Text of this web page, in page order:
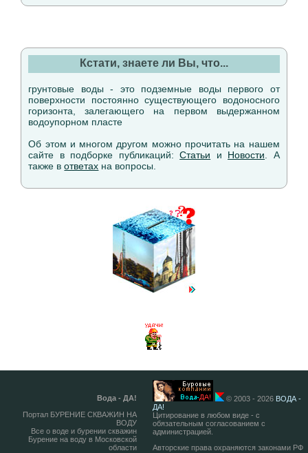
Кстати, знаете ли Вы, что...
грунтовые воды - это подземные воды первого от
поверхности постоянно существующего водоносного
горизонта, залегающего на первом выдержанном
водоупорном пласте
Об этом и многом другом можно прочитать на нашем
сайте в подборке публикаций:Статьи и Новости . А
также вответах на вопросы.
Вода - ДА!
Портал БУРЕНИЕ СКВАЖИН НА
ВОДУ
Все о воде и бурении скважин
Бурение на воду в Московской
области
© 2003 - 2026 ВОДА -
ДА!
Цитирование в любом виде - с
обязательным согласованием с
администрацией.
Авторские права охраняются законами РФ